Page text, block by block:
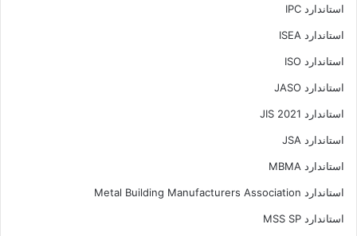
استاندارد IPC
استاندارد ISEA
استاندارد ISO
استاندارد JASO
استاندارد JIS 2021
استاندارد JSA
استاندارد MBMA
استاندارد Metal Building Manufacturers Association
استاندارد MSS SP